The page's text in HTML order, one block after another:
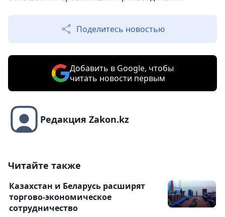
Поделитесь новостью
Добавить в Google, чтобы
читать новости первым
Редакция Zakon.kz
Читайте также
Казахстан и Беларусь расширят
торгово-экономическое
сотрудничество